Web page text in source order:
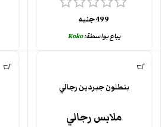
499جنيه
يباع بواسطة:Koko
بنطلون جبردين رجالي
ملابس رجالي